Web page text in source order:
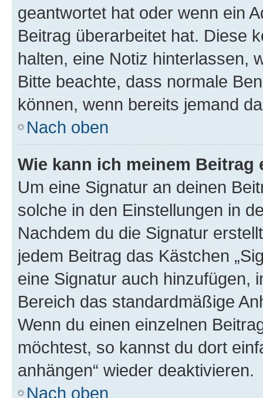
geantwortet hat oder wenn ein
Beitrag überarbeitet hat. Diese
halten, eine Notiz hinterlassen,
Bitte beachte, dass normale
können, wenn bereits jemand
Nach oben
Wie kann ich meinem
Um eine Signatur an deinen
solche in den Einstellungen in
Nachdem du die Signatur
jedem Beitrag das Kästchen
eine Signatur auch hinzufügen,
Bereich das standardmäßige
Wenn du einen einzelnen
möchtest, so kannst du dort
anhängen“ wieder deaktivieren.
Nach oben